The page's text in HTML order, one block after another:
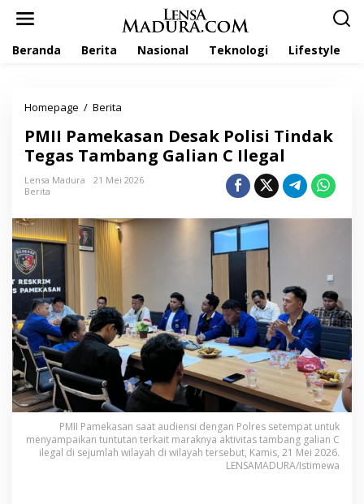
Beranda Berita Nasional Teknologi Lifestyle
Homepage / Berita
I
I
P
a
k
a
e
s
a
k
P
o
i
s
i
T
PMII Pamekasan Desak Polisi Tindak
Tegas Tambang Galian C Ilegal
Lensa Madura
21 Mei 2026
Berita
PMII Pamekasan saat audiensi dengan Polres setempat untuk
menyampaikan tuntutan terkait maraknya aktivitas tambang galian C
ilegal di sejumlah wilayah di wilayah tersebut, Kamis, 21 Mei 2026.
LENSAMADURA/Istimewa